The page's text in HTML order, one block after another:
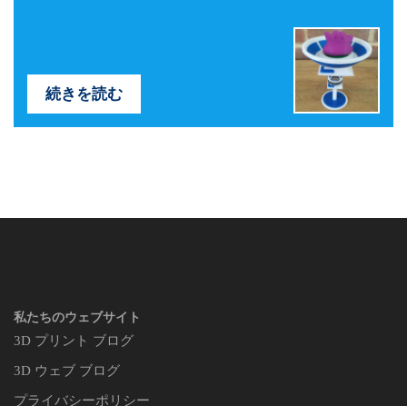
続きを読む
私たちのウェブサイト
3D プリント ブログ
3D ウェブ ブログ
プライバシーポリシー